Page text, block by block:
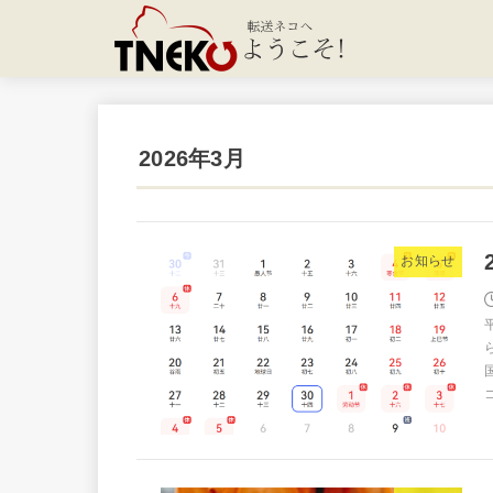
2026年3月
お知らせ